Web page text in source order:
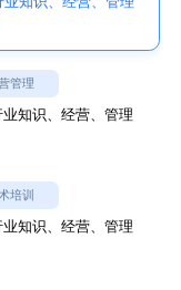
管理
知识、经营、管理
培训
知识、经营、管理